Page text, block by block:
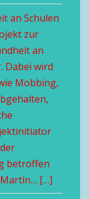
an Schulen
zur
an
Dabei wird
Mobbing,
betroffen
Martin… […]